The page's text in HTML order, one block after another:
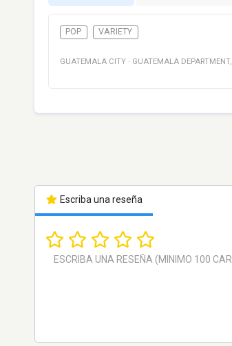
POP VARIETY
GUATEMALA CITY · GUATEMALA DEPARTMENT,
Escriba una reseña